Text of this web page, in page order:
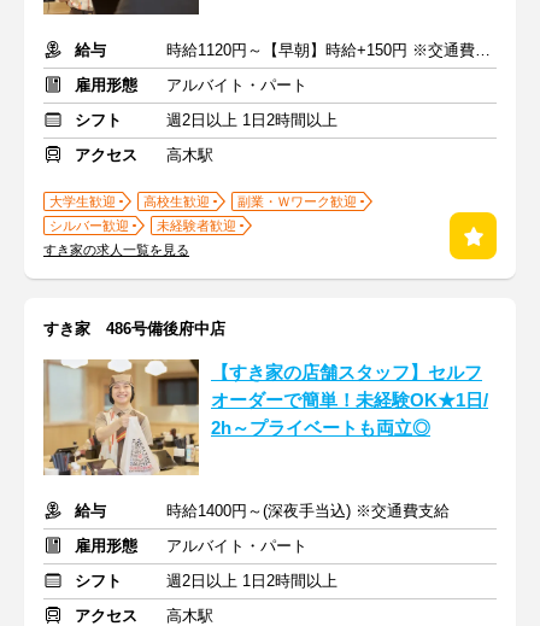
給与
時給1120円～【早朝】時給+150円 ※交通費支給
雇用形態
アルバイト・パート
シフト
週2日以上 1日2時間以上
アクセス
高木駅
大学生歓迎 高校生歓迎
副業・Ｗワーク歓迎
シルバー歓迎
未経験者歓迎
すき家の求人一覧を見る
すき家 486号備後府中店
【すき家の店舗スタッフ】セルフ
オーダーで簡単！未経験OK★1日/
2h～プライベートも両立◎
給与
時給1400円～(深夜手当込) ※交通費支給
雇用形態
アルバイト・パート
シフト
週2日以上 1日2時間以上
アクセス
高木駅